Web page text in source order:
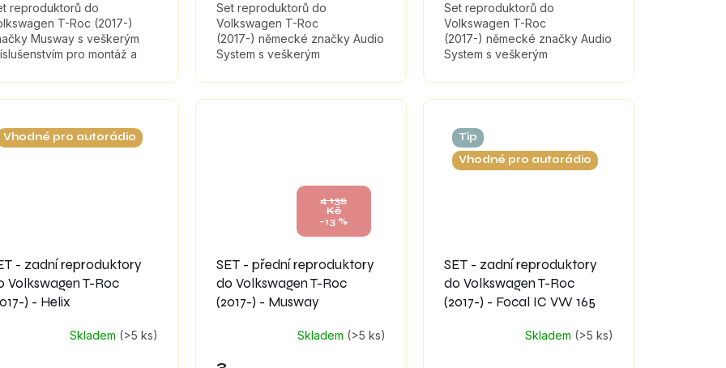
reproduktorů do
T-Roc (2017-)
Musway s veškerým
pro montáž a
zefektivní zvuk
Set reproduktorů do
Volkswagen T-Roc
(2017-) německé značky Audio
System s veškerým
tlumícími materiály, které
maximálně zefektivní zvuk...
Set reproduktorů do
Volkswagen T-Roc
(2017-) německé značky Audio
System s veškerým
tlumícími materiály, které
maximálně zefektivní zvuk...
Vhodné pro autorádio
- zadní reproduktory
Volkswagen T-Roc
) - Helix
Skladem (>5 ks)
4 135
Kč
–13 %
SET - přední reproduktory
do Volkswagen T-Roc
(2017-) - Musway
Skladem (>5 ks)
Tip
Vhodné pro autorádio
SET - zadní reproduktory
do Volkswagen T-Roc
(2017-) - Focal IC VW 165
Skladem (>5 ks)